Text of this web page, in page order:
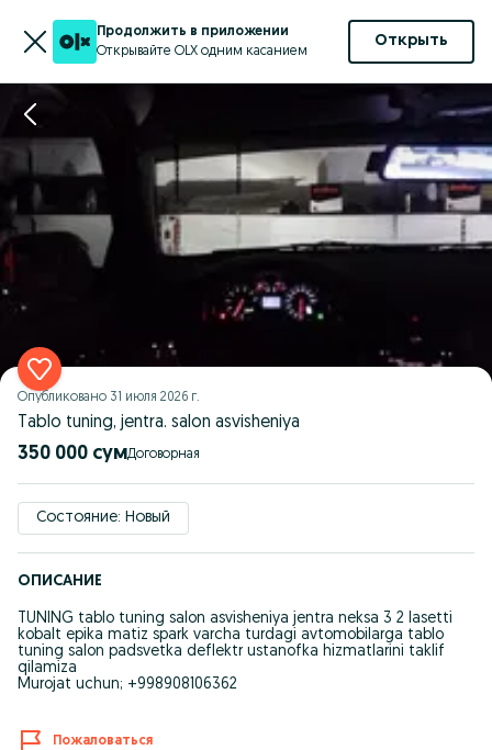
Продолжить в приложении
Открывайте OLX одним касанием
Открыть
Опубликовано 31 июля 2026 г.
Tablo tuning, jentra. salon asvisheniya
350 000 сум Договорная
Состояние: Новый
ОПИСАНИЕ
TUNING tablo tuning salon asvisheniya jentra neksa 3 2 lasetti
kobalt epika matiz spark varcha turdagi avtomobilarga tablo
tuning salon padsvetka deflektr ustanofka hizmatlarini taklif
qilamiza
Murojat uchun; +998908106362
Пожаловаться